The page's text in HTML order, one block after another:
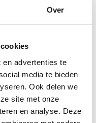
Over
en advertenties te
media te bieden
Ook delen we
site met onze
en analyse. Deze